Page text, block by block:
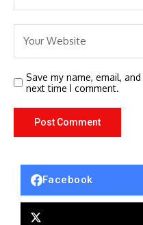
Save my name, email,
next time I comment.
Facebook